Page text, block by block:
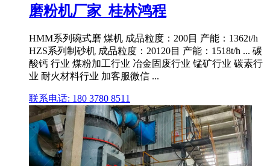
磨粉机厂家_桂林鸿程
HMM系列碗式磨 煤机 成品粒度：200目 产能：1362t/h
HZS系列制砂机 成品粒度：20120目 产能：1518t/h ... 碳
酸钙 行业 煤粉加工行业 冶金固废行业 锰矿行业 碳素行
业 耐火材料行业 加客服微信 ...
联系电话: 180 3780 8511